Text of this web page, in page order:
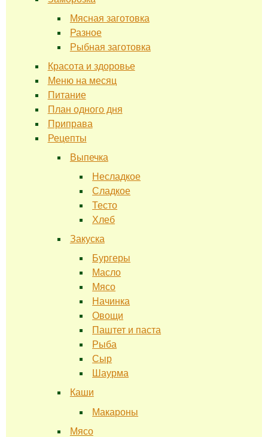
Мясная заготовка
Разное
Рыбная заготовка
Красота и здоровье
Меню на месяц
Питание
План одного дня
Приправа
Рецепты
Выпечка
Несладкое
Сладкое
Тесто
Хлеб
Закуска
Бургеры
Масло
Мясо
Начинка
Овощи
Паштет и паста
Рыба
Сыр
Шаурма
Каши
Макароны
Мясо